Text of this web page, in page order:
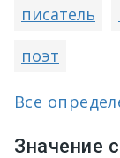
писатель
поэт
Все
Значение